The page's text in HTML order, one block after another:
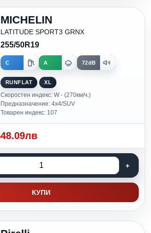
MICHELIN
LATITUDE SPORT3 GRNX
255/50R19
C A 72dB
RUNFLAT XL
Скоростен индекс: W - (270км/ч.)
Предназначение: 4x4/SUV
Товарен индекс: 107
КУПИ